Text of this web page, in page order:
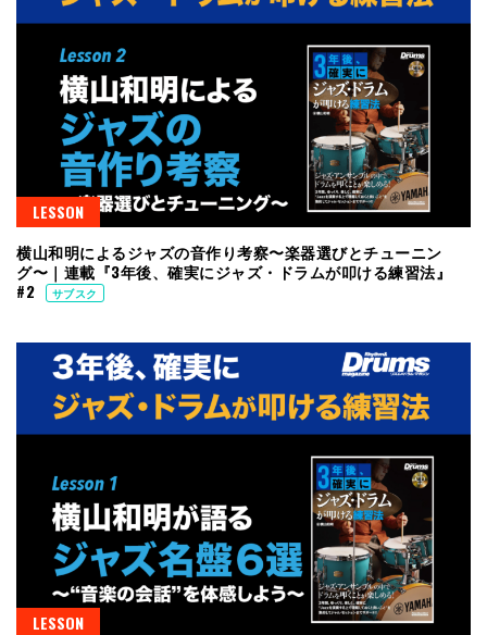
LESSON
横山和明によるジャズの音作り考察〜楽器選びとチューニン
グ〜｜連載『3年後、確実にジャズ・ドラムが叩ける練習法』
#2
サブスク
LESSON